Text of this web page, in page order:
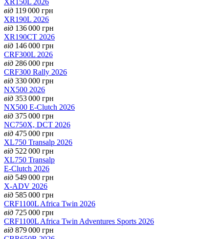
XR150L 2026
від 119 000 грн
XR190L 2026
від 136 000 грн
XR190CT 2026
від 146 000 грн
CRF300L 2026
від 286 000 грн
CRF300 Rally 2026
від 330 000 грн
NX500 2026
від 353 000 грн
NX500 E-Clutch 2026
від 375 000 грн
NC750X, DCT 2026
від 475 000 грн
XL750 Transalp 2026
від 522 000 грн
XL750 Transalp
E-Clutch 2026
від 549 000 грн
X-ADV 2026
від 585 000 грн
CRF1100L Africa Twin 2026
від 725 000 грн
CRF1100L Africa Twin Adventures Sports 2026
від 879 000 грн